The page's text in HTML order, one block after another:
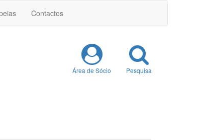
Contactos
Área de Sócio Pesquisa